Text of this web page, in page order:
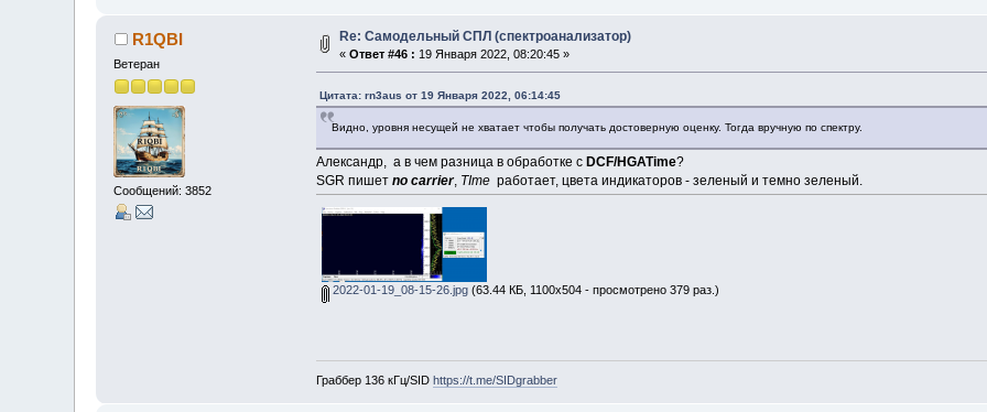
R1QBI
Ветеран
Сообщений: 3852
Re: Самодельный СПЛ (спектроанализатор)
«Ответ #46 : 19 Января 2022, 08:20:45 »
Цитата: rn3aus от 19 Января 2022, 06:14:45
Видно, уровня несущей не хватает чтобы получать достоверную оценку. Тогда вручную по спектру.
Александр, а в чем разница в обработке с DCF/HGATime?
SGR пишет no carrier, TImeработает, цвета индикаторов - зеленый и темно зеленый.
2022-01-19_08-15-26.jpg (63.44 КБ, 1100x504 - просмотрено 379 раз.)
Граббер 136 кГц/SID https://t.me/SIDgrabber